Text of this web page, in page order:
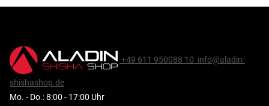
+49 611 950088 10 info@aladin-
shishashop.de
Mo. - Do.: 8:00 - 17:00 Uhr